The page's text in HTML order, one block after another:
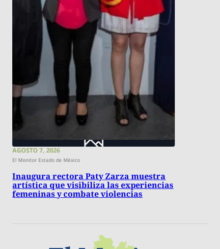
AGOSTO 7, 2026
El Monitor Estado de México
Inaugura rectora Paty Zarza muestra
artística que visibiliza las experiencias
femeninas y combate violencias